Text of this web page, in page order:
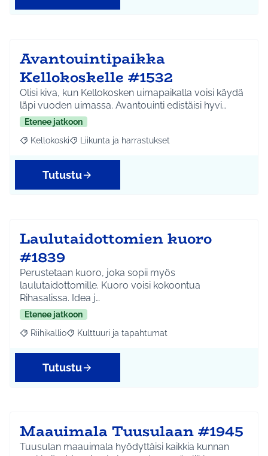
Avantouintipaikka
Kellokoskelle #1532
Olisi kiva, kun Kellokosken uimapaikalla voisi käydä
läpi vuoden uimassa. Avantouinti edistäisi hyvi…
Etenee jatkoon
Rajaa tulokset aihepiirin mukaan: Kellokoski
Kellokoski Rajaa tulokset teeman mukaan: Liikunta ja
Liikunta ja harrastukset
Tutustu
Laulutaidottomien kuoro
#1839
Perustetaan kuoro, joka sopii myös
laulutaidottomille. Kuoro voisi kokoontua
Rihasalissa. Idea j…
Etenee jatkoon
Rajaa tulokset aihepiirin mukaan: Riihikallio
Riihikallio Rajaa tulokset teeman mukaan: Kulttuuri ja
Kulttuuri ja tapahtumat
Tutustu
Maauimala Tuusulaan #1945
Tuusulan maauimala hyödyttäisi kaikkia kunnan